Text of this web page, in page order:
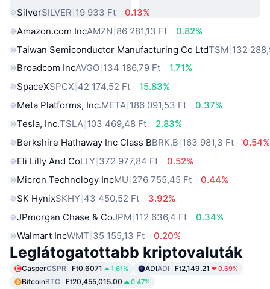
SilverSILVER 19 933 Ft
0.13%
Amazon.com IncAMZN 86 281,13 Ft
0.82%
Taiwan Semiconductor Manufacturing Co LtdTSM 132
Broadcom IncAVGO 134 186,79 Ft
1.71%
SpaceXSPCX 42 174,52 Ft
15.83%
Meta Platforms, Inc.META 186 091,53 Ft
0.37%
Tesla, Inc.TSLA 103 469,48 Ft
2.83%
Berkshire Hathaway Inc Class BBRK.B 163 981,3 Ft
0.54%
Eli Lilly And CoLLY 372 977,84 Ft
0.52%
Micron Technology IncMU 276 755,45 Ft
0.44%
SK HynixSKHY 43 450,52 Ft
3.92%
JPmorgan Chase & CoJPM 112 636,4 Ft
0.34%
Walmart IncWMT 35 155,13 Ft 0.20%
Leglátogatottabb kriptovaluták
CasperCSPR Ft0.6071 1.61% ADIADI Ft2,149.21 0.69%
BitcoinBTC Ft20,455,015.00 0.47%